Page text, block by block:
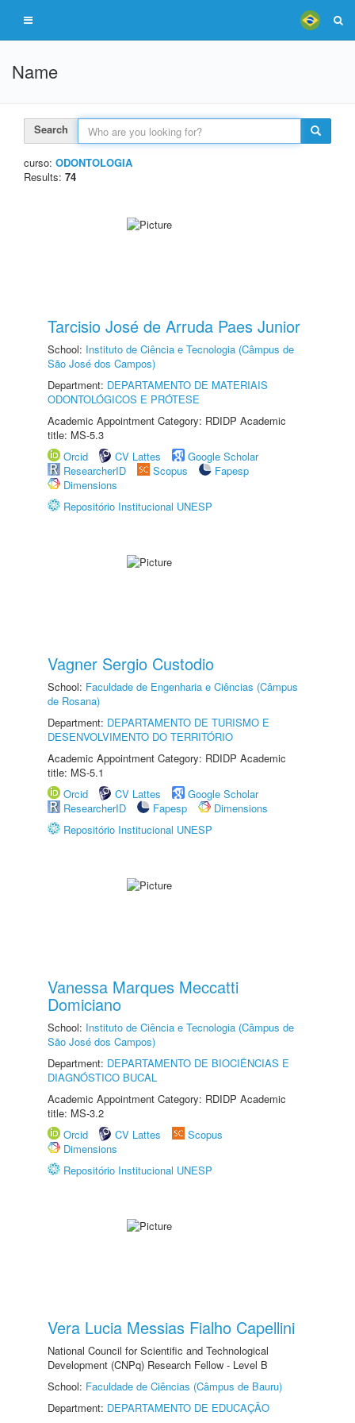
Name
Search
curso: ODONTOLOGIA
Results: 74
Tarcisio José de Arruda Paes Junior
School: Instituto de Ciência e Tecnologia (Câmpus de
São José dos Campos)
Department: DEPARTAMENTO DE MATERIAIS
ODONTOLÓGICOS E PRÓTESE
Academic Appointment Category: RDIDP Academic
title: MS-5.3
Orcid
CV Lattes
Google Scholar
ResearcherID
Scopus
Fapesp
Dimensions
Repositório Institucional UNESP
Vagner Sergio Custodio
School: Faculdade de Engenharia e Ciências (Câmpus
de Rosana)
Department: DEPARTAMENTO DE TURISMO E
DESENVOLVIMENTO DO TERRITÓRIO
Academic Appointment Category: RDIDP Academic
title: MS-5.1
Orcid
CV Lattes
Google Scholar
ResearcherID
Fapesp
Dimensions
Repositório Institucional UNESP
Vanessa Marques Meccatti
Domiciano
School: Instituto de Ciência e Tecnologia (Câmpus de
São José dos Campos)
Department: DEPARTAMENTO DE BIOCIÊNCIAS E
DIAGNÓSTICO BUCAL
Academic Appointment Category: RDIDP Academic
title: MS-3.2
Orcid
CV Lattes
Scopus
Dimensions
Repositório Institucional UNESP
Vera Lucia Messias Fialho Capellini
National Council for Scientific and Technological
Development (CNPq) Research Fellow - Level B
School: Faculdade de Ciências (Câmpus de Bauru)
Department: DEPARTAMENTO DE EDUCAÇÃO